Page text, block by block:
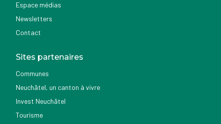
Espace médias
Newsletters
Contact
Sites partenaires
Communes
Neuchâtel, un canton à vivre
Invest Neuchâtel
Tourisme